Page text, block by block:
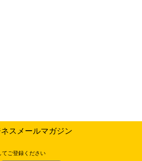
スメールマガジン
てご登録ください